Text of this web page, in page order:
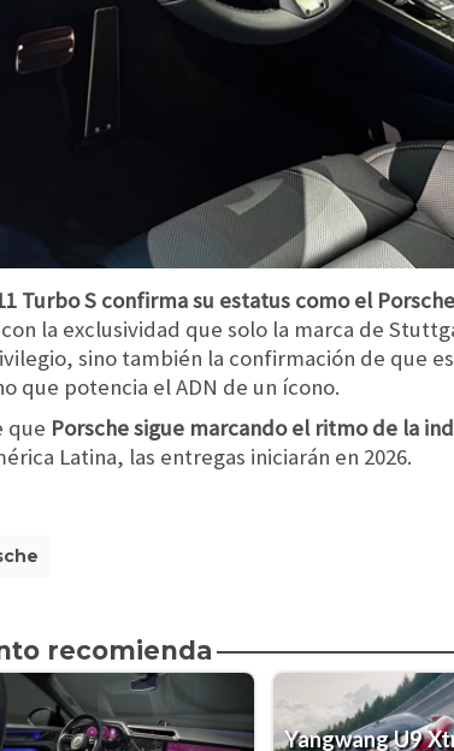
Turbo S confirma su estatus como el
la exclusividad que solo la marca de
sino también la confirmación de que
que potencia el ADN de un ícono.
que Porsche sigue marcando el ritmo de la
Latina, las entregas iniciarán en 2026.
recomienda
Yangwang U9